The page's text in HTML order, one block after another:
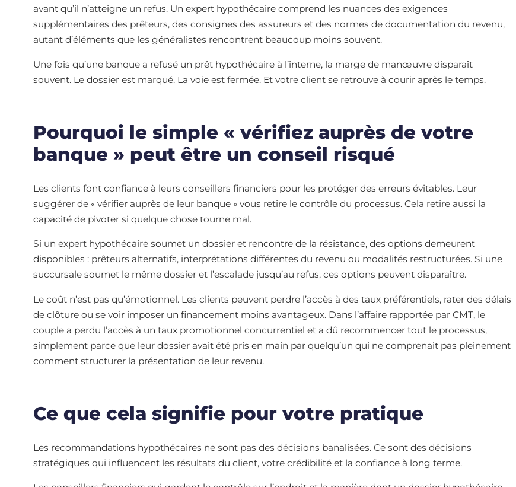
avant qu’il n’atteigne un refus. Un expert hypothécaire comprend les nuances des exigences
supplémentaires des prêteurs, des consignes des assureurs et des normes de documentation du revenu,
autant d’éléments que les généralistes rencontrent beaucoup moins souvent.
Une fois qu’une banque a refusé un prêt hypothécaire à l’interne, la marge de manœuvre disparaît
souvent. Le dossier est marqué. La voie est fermée. Et votre client se retrouve à courir après le temps.
Pourquoi le simple « vérifiez auprès de votre
banque » peut être un conseil risqué
Les clients font confiance à leurs conseillers financiers pour les protéger des erreurs évitables. Leur
suggérer de « vérifier auprès de leur banque » vous retire le contrôle du processus. Cela retire aussi la
capacité de pivoter si quelque chose tourne mal.
Si un expert hypothécaire soumet un dossier et rencontre de la résistance, des options demeurent
disponibles : prêteurs alternatifs, interprétations différentes du revenu ou modalités restructurées. Si une
succursale soumet le même dossier et l’escalade jusqu’au refus, ces options peuvent disparaître.
Le coût n’est pas qu’émotionnel. Les clients peuvent perdre l’accès à des taux préférentiels, rater des délais
de clôture ou se voir imposer un financement moins avantageux. Dans l’affaire rapportée par CMT, le
couple a perdu l’accès à un taux promotionnel concurrentiel et a dû recommencer tout le processus,
simplement parce que leur dossier avait été pris en main par quelqu’un qui ne comprenait pas pleinement
comment structurer la présentation de leur revenu.
Ce que cela signifie pour votre pratique
Les recommandations hypothécaires ne sont pas des décisions banalisées. Ce sont des décisions
stratégiques qui influencent les résultats du client, votre crédibilité et la confiance à long terme.